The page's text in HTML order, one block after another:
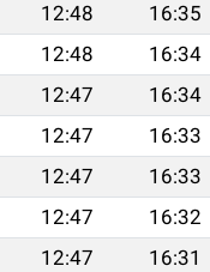
12:48 16:35
12:48 16:34
12:47 16:34
12:47 16:33
12:47 16:33
12:47 16:32
12:47 16:31